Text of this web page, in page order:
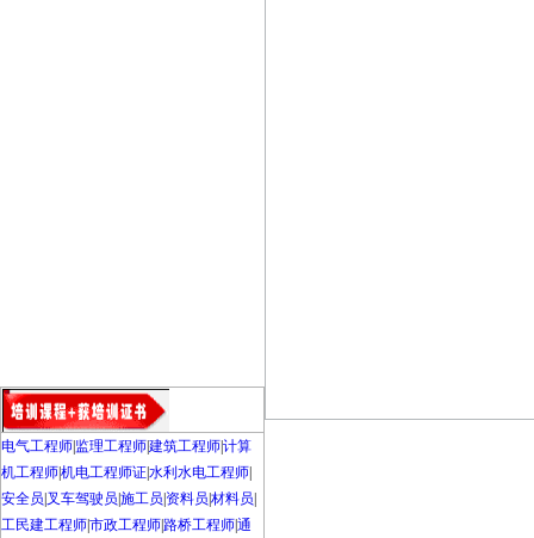
电气工程师 监理工程师建筑工程师计算
机工程师机电工程师证水利水电工程师
安全员 叉车驾驶员 施工员 资料员 材料员
工民建工程师市政工程师路桥工程师通